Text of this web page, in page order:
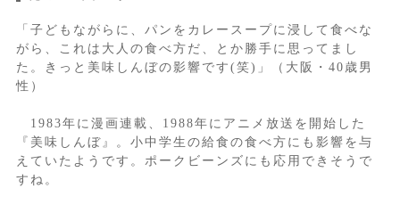
「子どもながらに、パンをカレースープに浸して食べな
がら、これは大人の食べ方だ、とか勝手に思ってまし
た。きっと美味しんぼの影響です(笑)」（大阪・40歳男
性）
1983年に漫画連載、1988年にアニメ放送を開始した
『美味しんぼ』。小中学生の給食の食べ方にも影響を与
えていたようです。ポークビーンズにも応用できそうで
すね。